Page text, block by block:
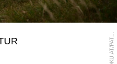
A
I
R